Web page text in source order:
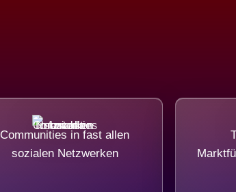
Communities in fast allen
sozialen Netzwerken